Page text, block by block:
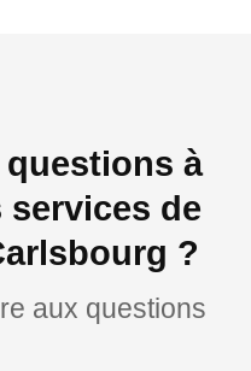
questions à
de
?
aux questions